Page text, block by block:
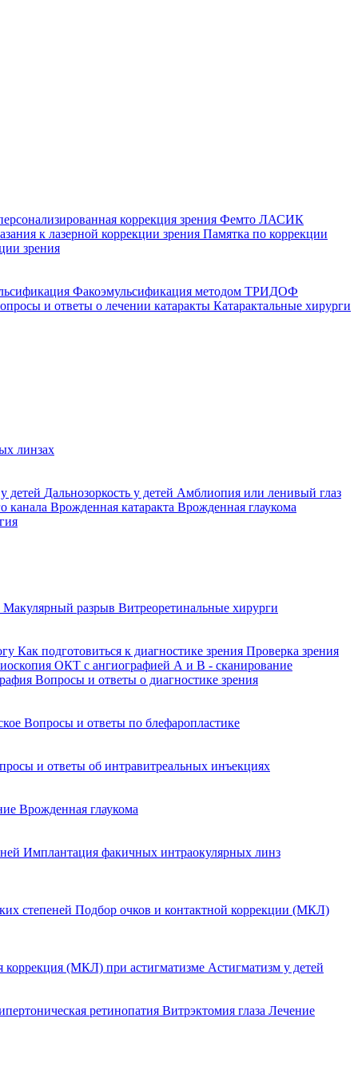
коррекция зрения Фемто ЛАСИК
к лазерной коррекции зрения Памятка по коррекции
зрения
Факоэмульсификация методом ТРИДОФ
и ответы о лечении катаракты Катарактальные хирурги
линзах
детей Дальнозоркость у детей Амблиопия или ленивый глаз
канала Врожденная катаракта Врожденная глаукома
Макулярный разрыв Витреоретинальные хирурги
Как подготовиться к диагностике зрения Проверка зрения
ОКТ с ангиографией А и В - сканирование
Вопросы и ответы о диагностике зрения
Вопросы и ответы по блефаропластике
и ответы об интравитреальных инъекциях
Врожденная глаукома
Имплантация факичных интраокулярных линз
степеней Подбор очков и контактной коррекции (МКЛ)
коррекция (МКЛ) при астигматизме Астигматизм у детей
ретинопатия Витрэктомия глаза Лечение